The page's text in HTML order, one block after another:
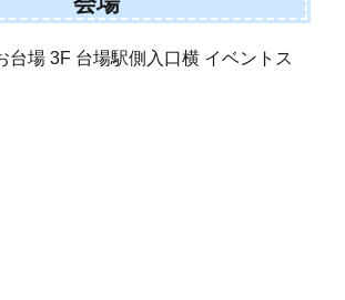
台場 3F 台場駅側入口横 イベントス